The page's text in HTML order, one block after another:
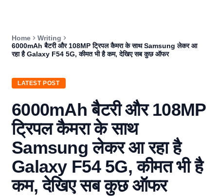
Contact
Navjagran
Home
Writing
6000mAh बैटरी और 108MP ट्रिपल कैमरा के साथ Samsung लेकर आ
रहा है Galaxy F54 5G, कीमत भी है कम, देखिए सब कुछ ऑफर
LATEST POST
6000mAh बैटरी और 108MP
ट्रिपल कैमरा के साथ
Samsung लेकर आ रहा है
Galaxy F54 5G, कीमत भी है
कम, देखिए सब कुछ ऑफर